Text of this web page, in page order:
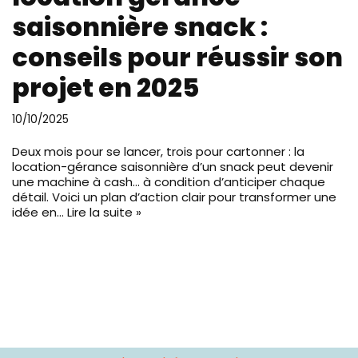
saisonnière snack :
conseils pour réussir son
projet en 2025
10/10/2025
Deux mois pour se lancer, trois pour cartonner : la
location-gérance saisonnière d’un snack peut devenir
une machine à cash… à condition d’anticiper chaque
détail. Voici un plan d’action clair pour transformer une
idée en… Lire la suite »